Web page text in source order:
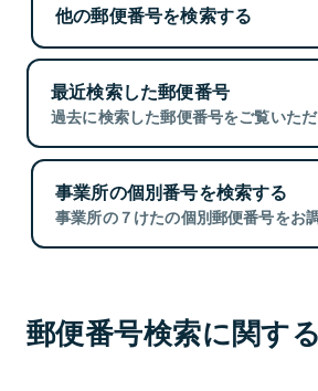
他の郵便番号を検索する
最近検索した郵便番号
過去に検索した郵便番号をご覧いただ
事業所の個別番号を検索する
事業所の７けたの個別郵便番号をお
郵便番号検索に関す